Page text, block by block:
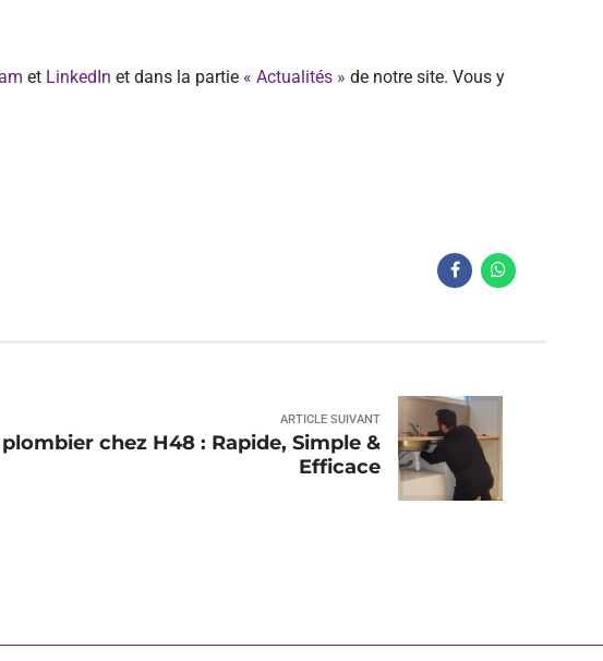
et LinkedIn et dans la partie « Actualités » de notre site. Vous y
ARTICLE SUIVANT
chez H48 : Rapide, Simple &
Efficace